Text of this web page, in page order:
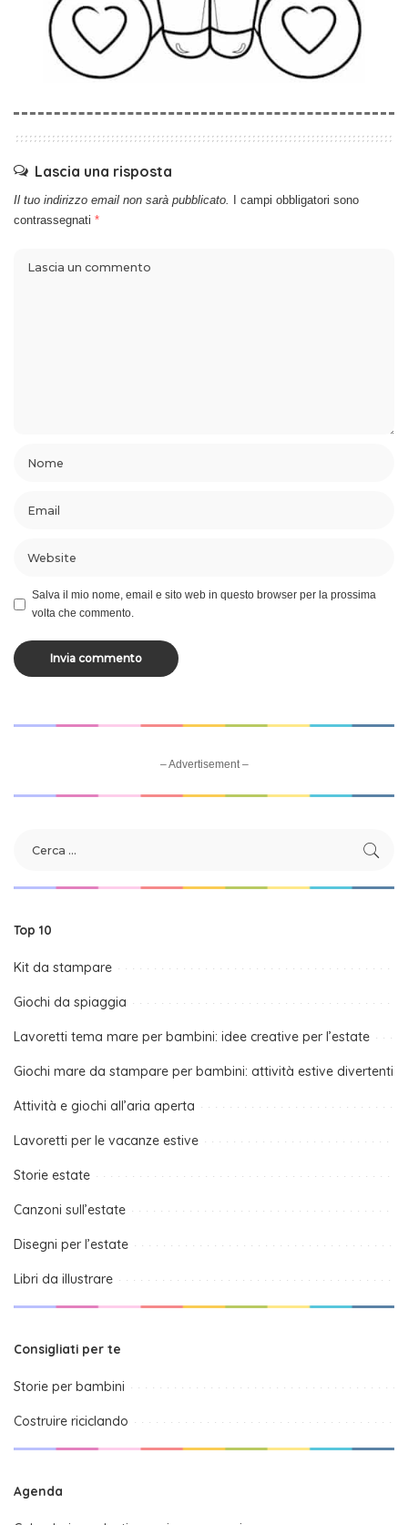
Lascia una risposta
Il tuo indirizzo email non sarà pubblicato.
I campi obbligatori sono
contrassegnati *
Salva il mio nome, email e sito web in questo browser per la prossima
volta che commento.
– Advertisement –
Top 10
Kit da stampare
Giochi da spiaggia
Lavoretti tema mare per bambini: idee creative per l’estate
Giochi mare da stampare per bambini: attività estive divertenti
Attività e giochi all’aria aperta
Lavoretti per le vacanze estive
Storie estate
Canzoni sull’estate
Disegni per l’estate
Libri da illustrare
Consigliati per te
Storie per bambini
Costruire riciclando
Agenda